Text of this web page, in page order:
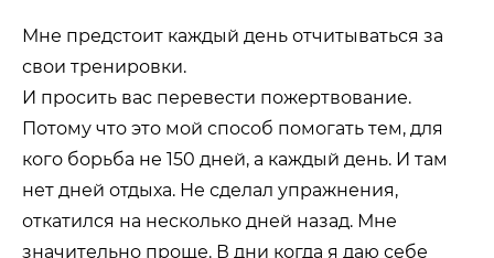
Мне предстоит каждый день отчитываться за
свои тренировки.
И просить вас перевести пожертвование.
Потому что это мой способ помогать тем, для
кого борьба не 150 дней, а каждый день. И там
нет дней отдыха. Не сделал упражнения,
откатился на несколько дней назад. Мне
значительно проще. В дни когда я даю себе